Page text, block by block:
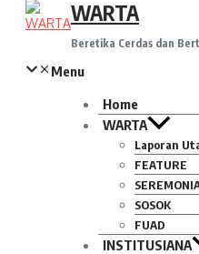
WARTA
Beretika Cerdas dan
Menu
Home
WARTA
Laporan
FEATURE
SOSOK
FUAD
INSTITUSIANA